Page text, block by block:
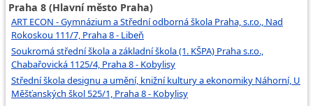
Praha 8 (Hlavní město Praha)
ART ECON - Gymnázium a Střední odborná škola Praha, s.r.o., Nad
Rokoskou 111/7, Praha 8 - Libeň
Soukromá střední škola a základní škola (1. KŠPA) Praha s.r.o.,
Chabařovická 1125/4, Praha 8 - Kobylisy
Střední škola designu a umění, knižní kultury a ekonomiky Náhorní, U
Měšťanských škol 525/1, Praha 8 - Kobylisy